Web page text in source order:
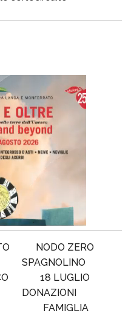
NODO ZERO
SPAGNOLINO
18 LUGLIO
DONAZIONI
FAMIGLIA